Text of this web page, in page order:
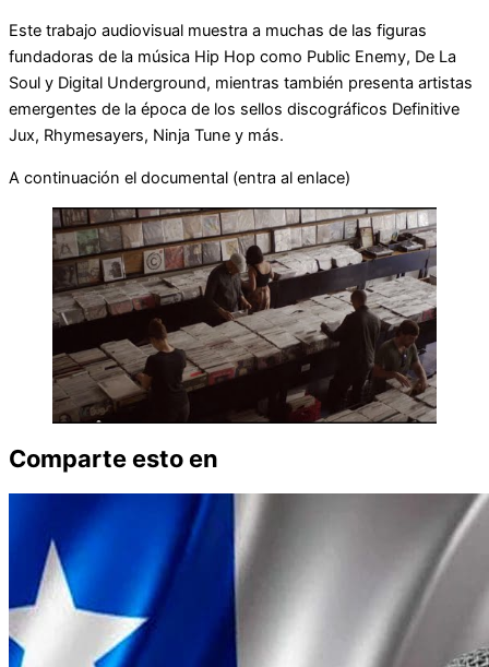
Este trabajo audiovisual muestra a muchas de las figuras
fundadoras de la música Hip Hop como Public Enemy, De La
Soul y Digital Underground, mientras también presenta artistas
emergentes de la época de los sellos discográficos Definitive
Jux, Rhymesayers, Ninja Tune y más.
A continuación el documental (entra al enlace)
Comparte esto en